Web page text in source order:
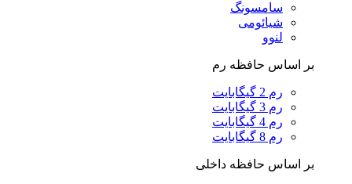
سامسونگ
شیائومی
لنوو
بر اساس حافظه رم
رم 2 گیگابایت
رم 3 گیگابایت
رم 4 گیگابایت
رم 8 گیگابایت
بر اساس حافظه داخلی